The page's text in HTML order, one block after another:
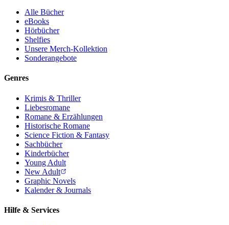
Alle Bücher
eBooks
Hörbücher
Shelfies
Unsere Merch-Kollektion
Sonderangebote
Genres
Krimis & Thriller
Liebesromane
Romane & Erzählungen
Historische Romane
Science Fiction & Fantasy
Sachbücher
Kinderbücher
Young Adult
New Adult
Graphic Novels
Kalender & Journals
Hilfe & Services